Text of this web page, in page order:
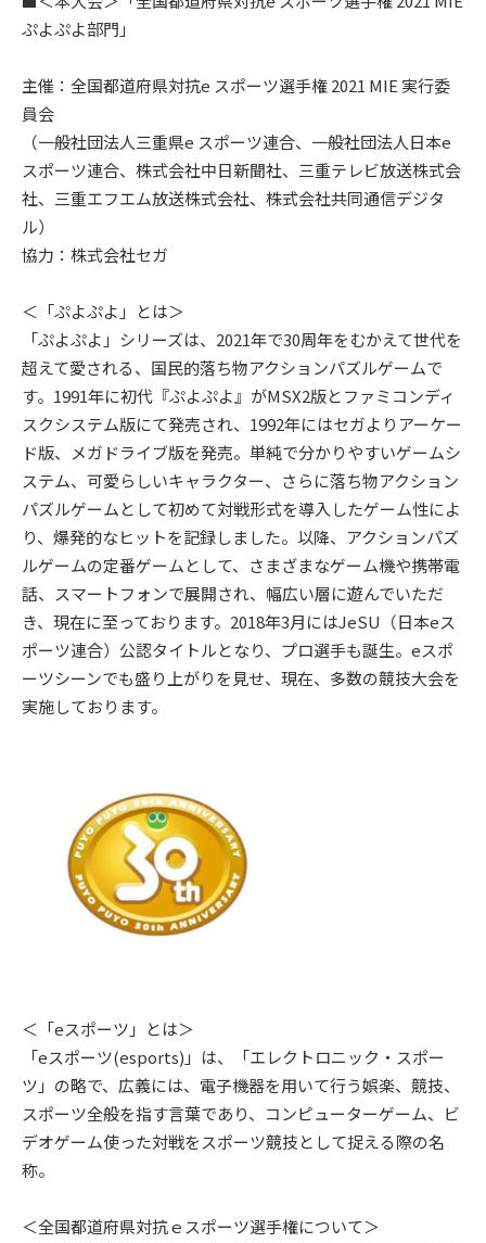
ぷよぷよ部門」
主催：全国都道府県対抗e スポーツ選手権 2021 MIE 実行委
員会
（一般社団法人三重県e スポーツ連合、一般社団法人日本e
スポーツ連合、株式会社中日新聞社、三重テレビ放送株式会
社、三重エフエム放送株式会社、株式会社共同通信デジタ
ル）
協力：株式会社セガ
＜「ぷよぷよ」とは＞
「ぷよぷよ」シリーズは、2021年で30周年をむかえて世代を
超えて愛される、国民的落ち物アクションパズルゲームで
す。1991年に初代『ぷよぷよ』がMSX2版とファミコンディ
スクシステム版にて発売され、1992年にはセガよりアーケー
ド版、メガドライブ版を発売。単純で分かりやすいゲームシ
ステム、可愛らしいキャラクター、さらに落ち物アクション
パズルゲームとして初めて対戦形式を導入したゲーム性によ
り、爆発的なヒットを記録しました。以降、アクションパズ
ルゲームの定番ゲームとして、さまざまなゲーム機や携帯電
話、スマートフォンで展開され、幅広い層に遊んでいただ
き、現在に至っております。2018年3月にはJeSU（日本eス
ポーツ連合）公認タイトルとなり、プロ選手も誕生。eスポ
ーツシーンでも盛り上がりを見せ、現在、多数の競技大会を
実施しております。
＜「eスポーツ」とは＞
「eスポーツ(esports)」は、「エレクトロニック・スポー
ツ」の略で、広義には、電子機器を用いて行う娯楽、競技、
スポーツ全般を指す言葉であり、コンピューターゲーム、ビ
デオゲーム使った対戦をスポーツ競技として捉える際の名
称。
＜全国都道府県対抗ｅスポーツ選手権について＞